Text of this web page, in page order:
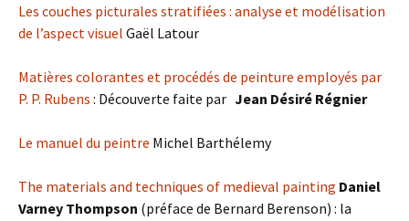
Les couches picturales stratifiées : analyse et modélisation
de l’aspect visuel Gaël Latour
Matières colorantes et procédés de peinture employés par
P. P. Rubens : Découverte faite par Jean Désiré Régnier
Le manuel du peintre Michel Barthélemy
The materials and techniques of medieval painting Daniel
Varney Thompson (préface de Bernard Berenson) : la